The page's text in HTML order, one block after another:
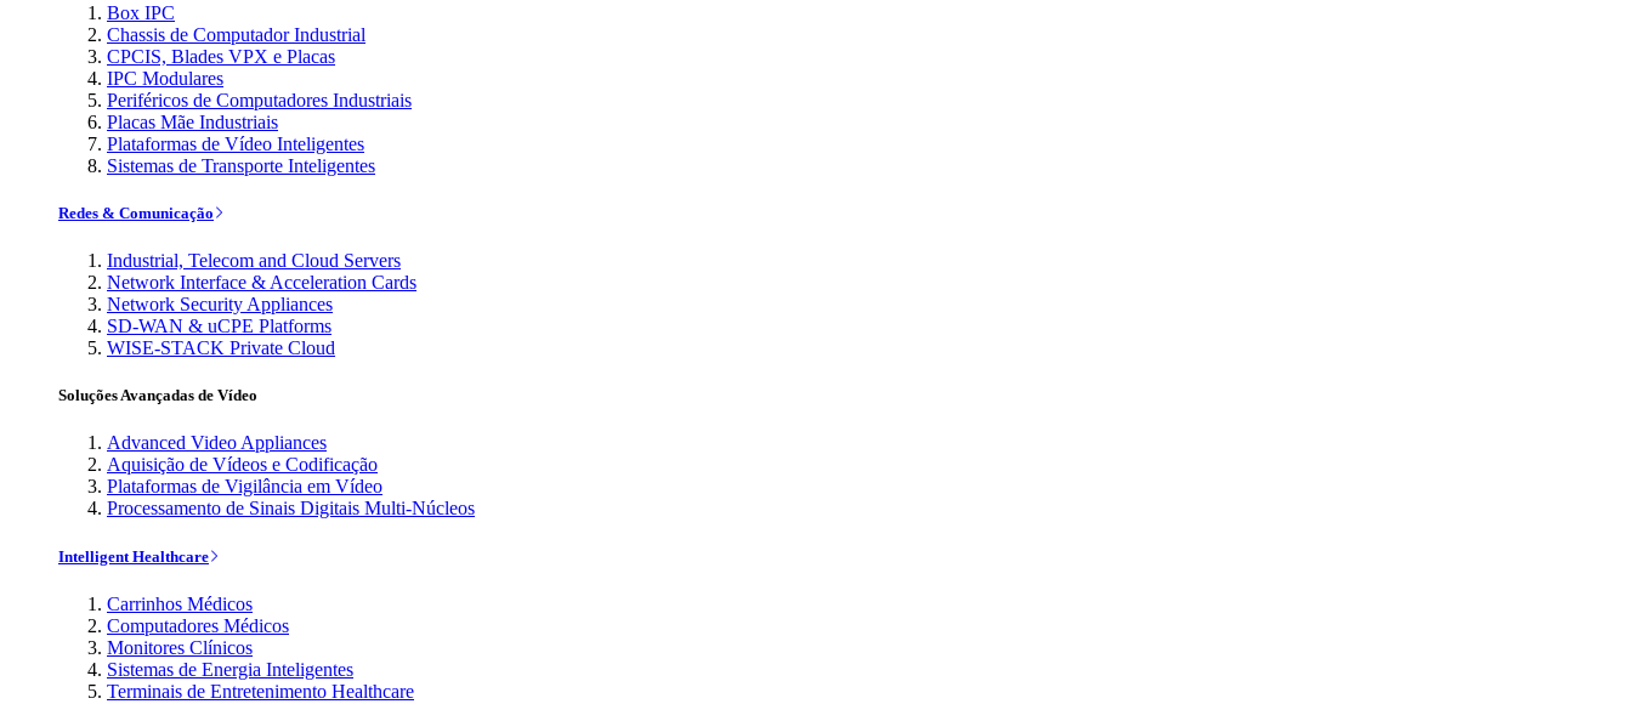
Box IPC
Chassis de Computador Industrial
CPCIS, Blades VPX e Placas
IPC Modulares
Periféricos de Computadores Industriais
Placas Mãe Industriais
Plataformas de Vídeo Inteligentes
Sistemas de Transporte Inteligentes
Redes & Comunicação
Industrial, Telecom and Cloud Servers
Network Interface & Acceleration Cards
Network Security Appliances
SD-WAN & uCPE Platforms
WISE-STACK Private Cloud
Soluções Avançadas de Vídeo
Advanced Video Appliances
Aquisição de Vídeos e Codificação
Plataformas de Vigilância em Vídeo
Processamento de Sinais Digitais Multi-Núcleos
Intelligent Healthcare
Carrinhos Médicos
Computadores Médicos
Monitores Clínicos
Sistemas de Energia Inteligentes
Terminais de Entretenimento Healthcare